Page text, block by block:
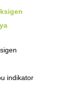
indikator